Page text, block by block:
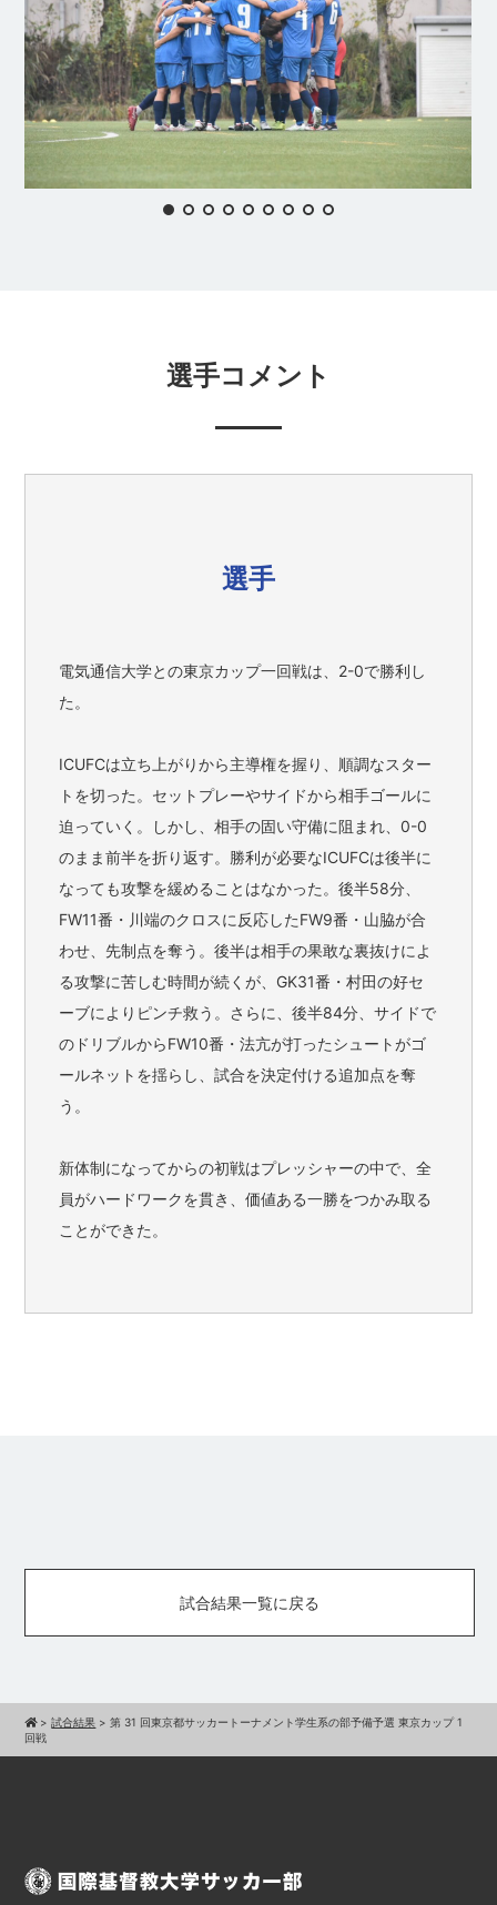
選手コメント
選手
電気通信大学との東京カップ一回戦は、2-0で勝利し
た。
ICUFCは立ち上がりから主導権を握り、順調なスター
トを切った。セットプレーやサイドから相手ゴールに
迫っていく。しかし、相手の固い守備に阻まれ、0-0
のまま前半を折り返す。勝利が必要なICUFCは後半に
なっても攻撃を緩めることはなかった。後半58分、
FW11番・川端のクロスに反応したFW9番・山脇が合
わせ、先制点を奪う。後半は相手の果敢な裏抜けによ
る攻撃に苦しむ時間が続くが、GK31番・村田の好セ
ーブによりピンチ救う。さらに、後半84分、サイドで
のドリブルからFW10番・法亢が打ったシュートがゴ
ールネットを揺らし、試合を決定付ける追加点を奪
う。
新体制になってからの初戦はプレッシャーの中で、全
員がハードワークを貫き、価値ある一勝をつかみ取る
ことができた。
試合結果一覧に戻る
>試合結果 >第 31 回東京都サッカートーナメント学生系の部予備予選 東京カップ 1
回戦